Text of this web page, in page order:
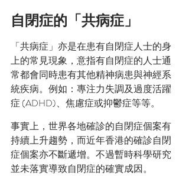
自閉症的「共病症」
「共病症」亦是在患有自閉症人士的身
上的常見現象，意指有自閉症的人士通
常都會同時患有其他精神病患與神經系
統疾病。例如：專注力失調及過度活躍
症 (ADHD)、焦慮症或抑鬱症等等。
事實上，世界各地確診的自閉症個案有
持續上升趨勢，而近年香港的確診自閉
症個案亦不斷遞增。不過暫時科學研究
並未落實導致自閉症的確實成因。